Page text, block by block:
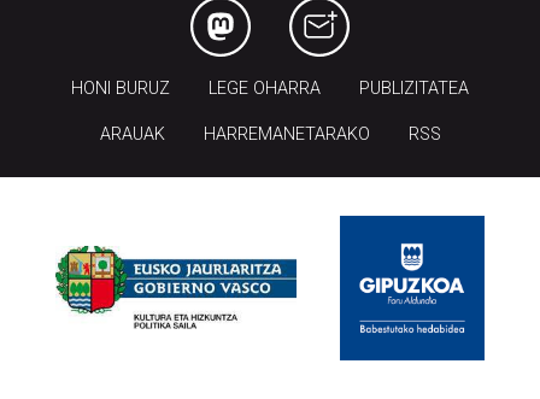
HONI BURUZ LEGE OHARRA PUBLIZITATEA
ARAUAK HARREMANETARAKO RSS